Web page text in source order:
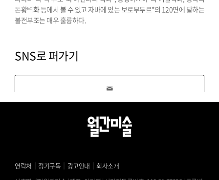
돈황벽화 등에서 볼 수 있고 자바에 있는 보로부두르*의 120면에 달하는
불전부조는 매우 훌륭하다.
SNS로 퍼가기
연락처 ｜ 정기구독 ｜ 광고안내 ｜ 회사소개